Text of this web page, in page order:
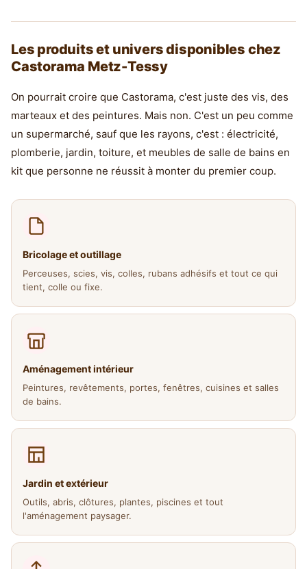
Les produits et univers disponibles chez
Castorama Metz-Tessy
On pourrait croire que Castorama, c'est juste des vis, des
marteaux et des peintures. Mais non. C'est un peu comme
un supermarché, sauf que les rayons, c'est : électricité,
plomberie, jardin, toiture, et meubles de salle de bains en
kit que personne ne réussit à monter du premier coup.
Bricolage et outillage
Perceuses, scies, vis, colles, rubans adhésifs et tout ce qui
tient, colle ou fixe.
Aménagement intérieur
Peintures, revêtements, portes, fenêtres, cuisines et salles
de bains.
Jardin et extérieur
Outils, abris, clôtures, plantes, piscines et tout
l'aménagement paysager.